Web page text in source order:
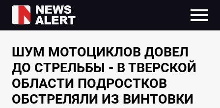
ШУМ МОТОЦИКЛОВ ДОВЕЛ
ДО СТРЕЛЬБЫ - В ТВЕРСКОЙ
ОБЛАСТИ ПОДРОСТКОВ
ОБСТРЕЛЯЛИ ИЗ ВИНТОВКИ